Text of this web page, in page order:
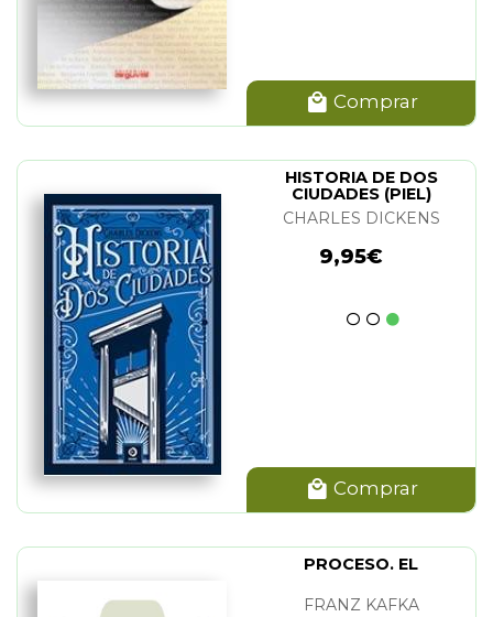
Comprar
HISTORIA DE DOS
CIUDADES (PIEL)
CHARLES DICKENS
9,95€
Comprar
PROCESO. EL
FRANZ KAFKA